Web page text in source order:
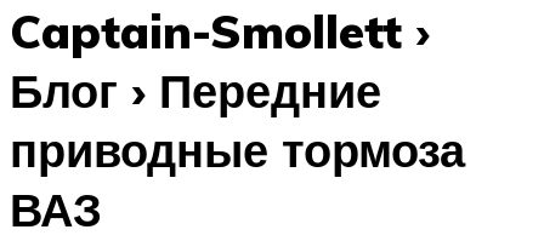
Captain-Smollett ›
Блог › Передние
приводные тормоза
ВАЗ